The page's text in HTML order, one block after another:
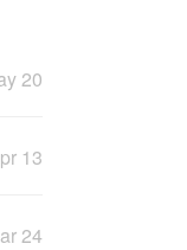
20
13
24